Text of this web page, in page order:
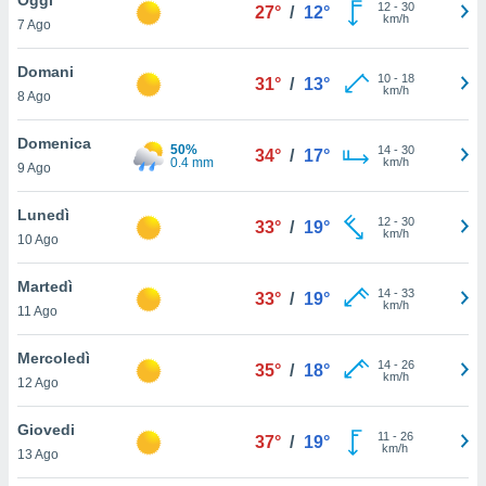
è
al sito
di
ci
di
il
un
la
nella
7 Ago
27° / 12° 12- 30
km/h
Domani
8 Ago
31° / 13° 10- 18
km/h
Domenica
9 Ago
50%
0.4 mm
34° / 17° 14- 30
km/h
Lunedì
10 Ago
33° / 19° 12- 30
km/h
Martedì
11 Ago
33° / 19° 14- 33
km/h
Mercoledì
12 Ago
35° / 18° 14- 26
km/h
Giovedi
13 Ago
37° / 19° 11 - 26
km/h